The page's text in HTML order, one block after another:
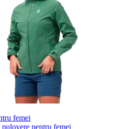
femei
pentru femei